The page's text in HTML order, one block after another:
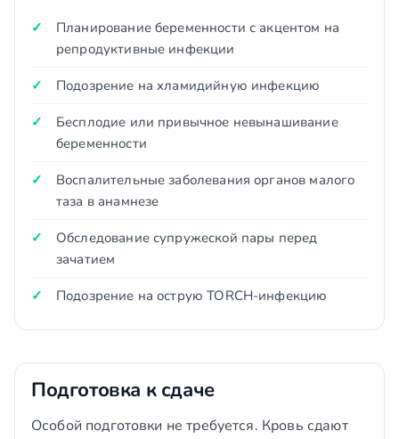
Планирование беременности с акцентом на
репродуктивные инфекции
Подозрение на хламидийную инфекцию
Бесплодие или привычное невынашивание
беременности
Воспалительные заболевания органов малого
таза в анамнезе
Обследование супружеской пары перед
зачатием
Подозрение на острую TORCH-инфекцию
Подготовка к сдаче
Особой подготовки не требуется. Кровь сдают